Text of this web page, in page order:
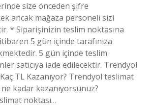
size önceden şifre
ancak mağaza personeli sizi
* Siparişinizin teslim noktasına
5 gün içinde tarafınıza
5 gün içinde teslim
satıcıya iade edilecektir. Trendyol
TL Kazanıyor? Trendyol teslimat
kadar kazanıyorsunuz?
noktası…